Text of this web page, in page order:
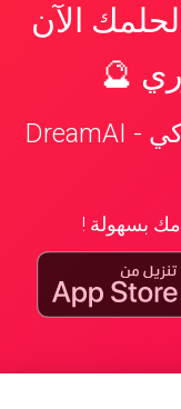
لالآن
🔮
📱 تطبيق تفسير الأحلام الذكي - DreamAI
بسهولة !